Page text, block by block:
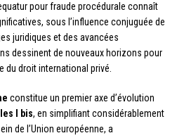
pour fraude procédurale connaît
sous l’influence conjuguée de
juridiques et des avancées
dessinent de nouveaux horizons pour
droit international privé.
constitue un premier axe d’évolution
I bis, en simplifiant considérablement
de l’Union européenne, a